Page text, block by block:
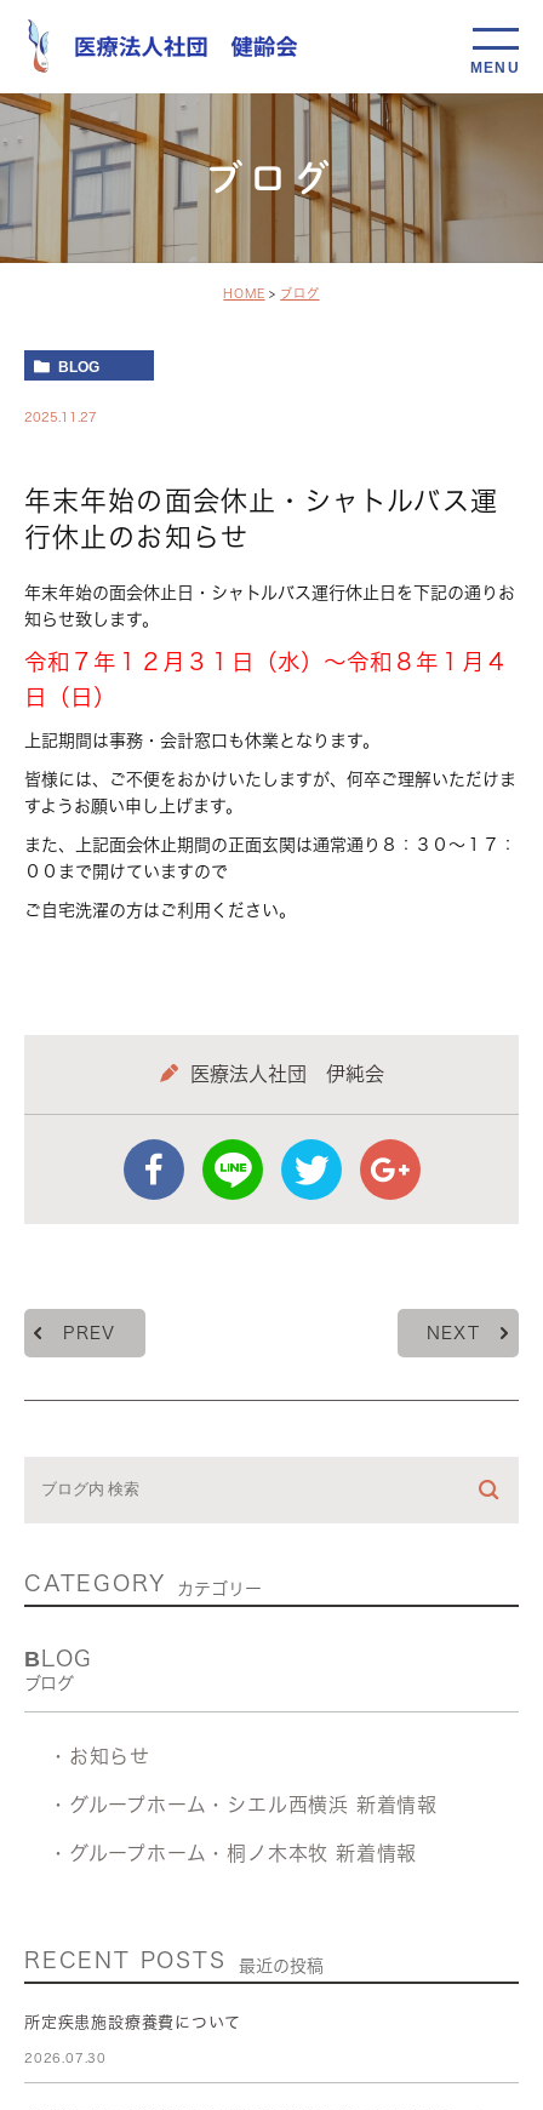
ブログ
HOME ブログ
BLOG
2025.11.27
年末年始の面会休止・シャトルバス運
行休止のお知らせ
年末年始の面会休止日・シャトルバス運行休止日を下記の通りお
知らせ致します。
令和７年１２月３１日（水）～令和８年１月４
日（日）
上記期間は事務・会計窓口も休業となります。
皆様には、ご不便をおかけいたしますが、何卒ご理解いただけま
すようお願い申し上げます。
また、上記面会休止期間の正面玄関は通常通り８：３０～１７：
００まで開けていますので
ご自宅洗濯の方はご利用ください。
医療法人社団 伊純会
PREV NEXT
CATEGORY カテゴリー
BLOG
ブログ
・お知らせ
・グループホーム・シエル西横浜 新着情報
・グループホーム・桐ノ木本牧 新着情報
RECENT POSTS 最近の投稿
所定疾患施設療養費について
2026.07.30